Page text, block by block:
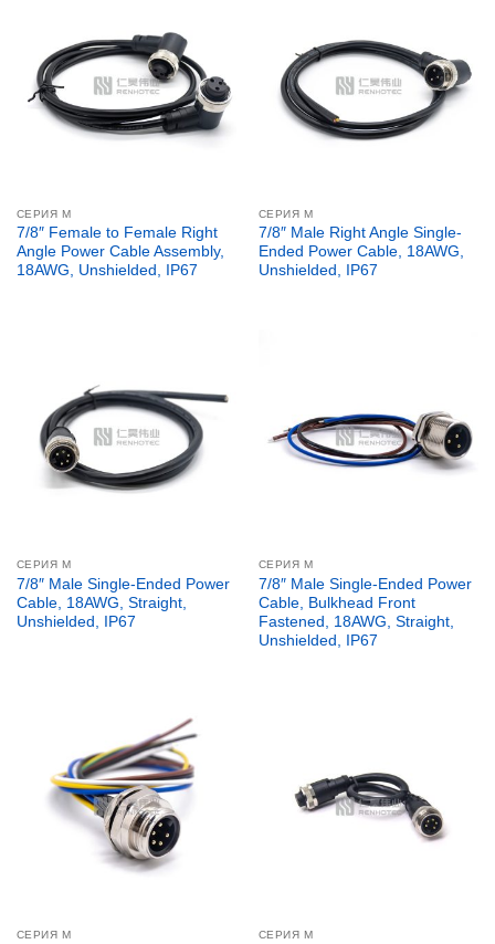
СЕРИЯ М
7/8″ Female to Female Right
Angle Power Cable Assembly,
18AWG, Unshielded, IP67
СЕРИЯ М
7/8″ Male Right Angle Single-
Ended Power Cable, 18AWG,
Unshielded, IP67
СЕРИЯ М
7/8″ Male Single-Ended Power
Cable, 18AWG, Straight,
Unshielded, IP67
СЕРИЯ М
7/8″ Male Single-Ended Power
Cable, Bulkhead Front
Fastened, 18AWG, Straight,
Unshielded, IP67
СЕРИЯ М СЕРИЯ М